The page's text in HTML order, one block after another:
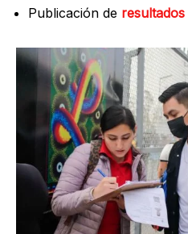
Publicación de resultados